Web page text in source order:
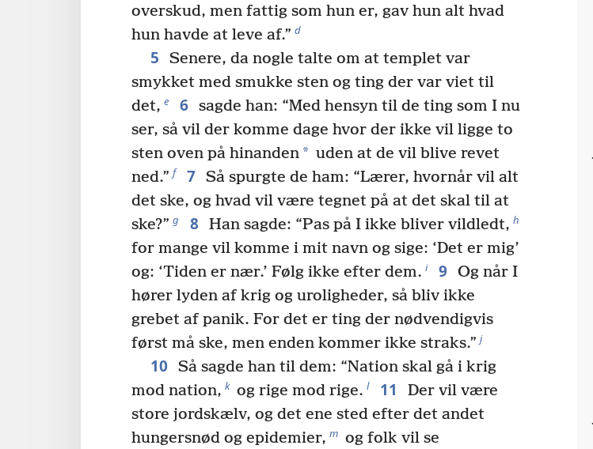
overskud, men fattig som hun er, gav hun alt hvad
hun havde at leve af.” d
5
Senere, da nogle talte om at templet var
smykket med smukke sten og ting der var viet til
det, e 6 sagde han: “Med hensyn til de ting som I nu
ser, så vil der komme dage hvor der ikke vil ligge to
sten oven på hinanden* uden at de vil blive revet
ned.” f 7 Så spurgte de ham: “Lærer, hvornår vil alt
det ske, og hvad vil være tegnet på at det skal til at
ske?” g 8 Han sagde: “Pas på I ikke bliver vildledt, h
for mange vil komme i mit navn og sige: ‘Det er mig’
og: ‘Tiden er nær.’ Følg ikke efter dem. i 9 Og når I
hører lyden af krig og uroligheder, så bliv ikke
grebet af panik. For det er ting der nødvendigvis
først må ske, men enden kommer ikke straks.” j
10 Så sagde han til dem: “Nation skal gå i krig
mod nation, k og rige mod rige. l 11
Der vil være
store jordskælv, og det ene sted efter det andet
hungersnød og epidemier, m og folk vil se